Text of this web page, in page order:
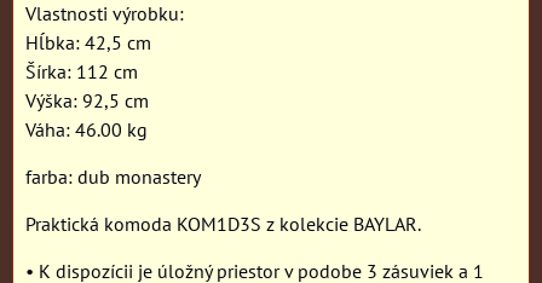
Vlastnosti výrobku:
Hĺbka: 42,5 cm
Šírka: 112 cm
Výška: 92,5 cm
Váha: 46.00 kg
farba: dub monastery
Praktická komoda KOM1D3S z kolekcie BAYLAR.
• K dispozícii je úložný priestor v podobe 3 zásuviek a 1